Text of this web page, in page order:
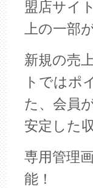
盟店サイ
上の一部
新規の売
トではポ
た、会員
安定した
専用管理
能！